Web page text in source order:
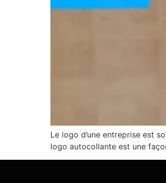
Le logo d’une entreprise est
logo autocollante est une